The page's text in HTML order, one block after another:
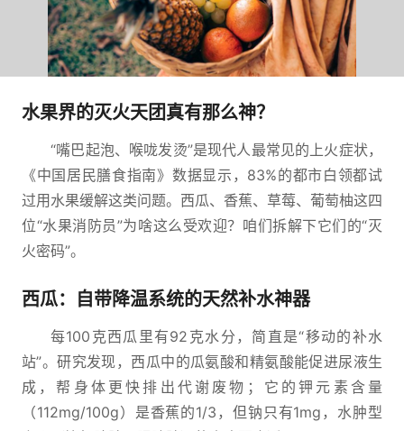
水果界的灭火天团真有那么神？
“嘴巴起泡、喉咙发烫”是现代人最常见的上火症状，
《中国居民膳食指南》数据显示，83%的都市白领都试
过用水果缓解这类问题。西瓜、香蕉、草莓、葡萄柚这四
位“水果消防员”为啥这么受欢迎？咱们拆解下它们的“灭
火密码”。
西瓜：自带降温系统的天然补水神器
每100克西瓜里有92克水分，简直是“移动的补水
站”。研究发现，西瓜中的瓜氨酸和精氨酸能促进尿液生
成，帮身体更快排出代谢废物；它的钾元素含量
（112mg/100g）是香蕉的1/3，但钠只有1mg，水肿型